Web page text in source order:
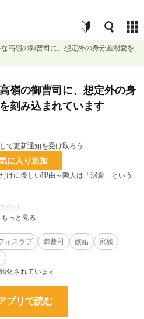
な高嶺の御曹司に、想定外の身分差溺愛を
嶺の御曹司に、想定外の身
刻み込まれています
て更新通知を受け取ろう
に入り追加
けに優しい理由～隣人は「溺愛」という
のは、
た。
穂は、
。
クなどを経営する
れた。
ィスラブ 御曹司 嫉妬
家族
化されています
プリで読む